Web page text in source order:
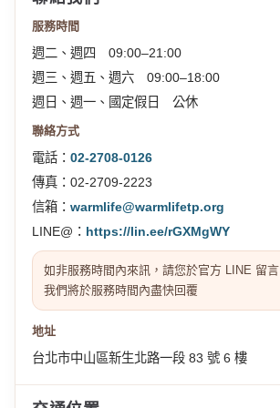
服務時間
週二、週四 09:00–21:00
週三、週五、週六 09:00–18:00
週日、週一、國定假日 公休
聯絡方式
電話： 02-2708-0126
傳真：02-2709-2223
信箱： warmlife@warmlifetp.org
LINE@： https://lin.ee/rGXMgWY
如非服務時間內來訊，請您於官方 LINE 留言
我們將於服務時間內盡快回覆
地址
台北市中山區新生北路一段 83 號 6 樓